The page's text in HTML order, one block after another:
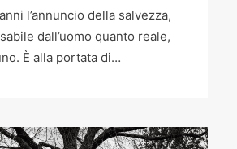
l’annuncio della salvezza,
dall’uomo quanto reale,
È alla portata di…